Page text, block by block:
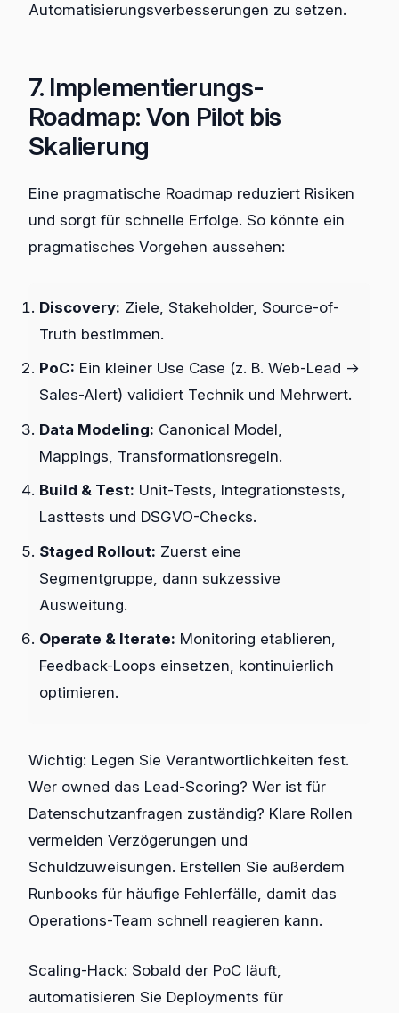
Automatisierungsverbesserungen zu setzen.
7. Implementierungs-
Roadmap: Von Pilot bis
Skalierung
Eine pragmatische Roadmap reduziert Risiken
und sorgt für schnelle Erfolge. So könnte ein
pragmatisches Vorgehen aussehen:
Discovery: Ziele, Stakeholder, Source-of-
Truth bestimmen.
PoC: Ein kleiner Use Case (z. B. Web-Lead →
Sales-Alert) validiert Technik und Mehrwert.
Data Modeling: Canonical Model,
Mappings, Transformationsregeln.
Build & Test: Unit-Tests, Integrationstests,
Lasttests und DSGVO-Checks.
Staged Rollout: Zuerst eine
Segmentgruppe, dann sukzessive
Ausweitung.
Operate & Iterate: Monitoring etablieren,
Feedback-Loops einsetzen, kontinuierlich
optimieren.
Wichtig: Legen Sie Verantwortlichkeiten fest.
Wer owned das Lead-Scoring? Wer ist für
Datenschutzanfragen zuständig? Klare Rollen
vermeiden Verzögerungen und
Schuldzuweisungen. Erstellen Sie außerdem
Runbooks für häufige Fehlerfälle, damit das
Operations-Team schnell reagieren kann.
Scaling-Hack: Sobald der PoC läuft,
automatisieren Sie Deployments für